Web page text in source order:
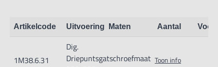
Artikelcode Uitvoering Maten Aantal
1M38.6.31
Dig.
Driepuntsgatschroefmaat Toon info